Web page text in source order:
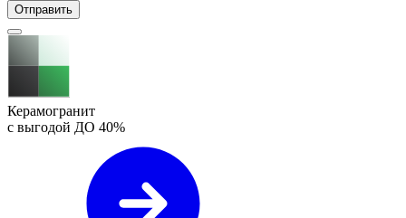
Отправить
Керамогранит
с выгодой ДО 40%